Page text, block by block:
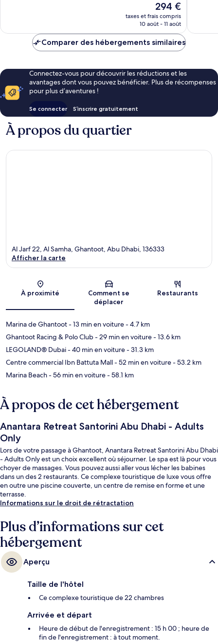
Le
nouveau
prix
de
294 €
taxes et frais compris
10 août - 11 août
Comparer des hébergements similaires
Connectez-vous pour découvrir les réductions et les
avantages dont vous pouvez bénéficier. Plus de récompenses
pour plus d’aventures !
Se connecter S’inscrire gratuitement
À propos du quartier
Carte
Al Jarf 22, Al Samha, Ghantoot, Abu Dhabi, 136333
Afficher la carte
À proximité
Comment se
déplacer
Restaurants
Marina de Ghantoot- 13 min en voiture- 4.7 km
Ghantoot Racing & Polo Club- 29 min en voiture- 13.6 km
LEGOLAND® Dubai- 40 min en voiture- 31.3 km
Centre commercial Ibn Battuta Mall- 52 min en voiture- 53.2 km
Marina Beach- 56 min en voiture- 58.1 km
À propos de cet hébergement
Anantara Retreat Santorini Abu Dhabi - Adults
Only
Lors de votre passage à Ghantoot, Anantara Retreat Santorini Abu Dhabi
- Adults Only est un choix excellent où séjourner. Le spa est là pour vous
choyer de massages. Vous pouvez aussi aller vous lécher les babines
dans un des 2 restaurants. Ce complexe touristique de luxe vous offre
en outre une piscine couverte, un centre de remise en forme et une
terrasse.
Informations sur le droit de rétractation
Plus d’informations sur cet
hébergement
Aperçu
Taille de l'hôtel
Ce complexe touristique de 22 chambres
Arrivée et départ
Heure de début de l'enregistrement : 15 h 00 ; heure de
fin de l'enregistrement : à tout moment.